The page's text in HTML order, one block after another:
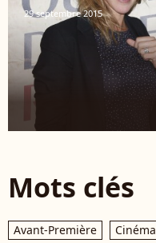
29 septembre 2015
Mots clés
Avant-Première Cinéma